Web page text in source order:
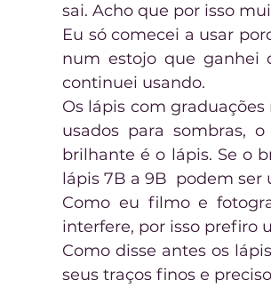
sai. Acho que por isso
Eu só comecei a usar
num estojo que ganhei
continuei usando.
Os lápis com
usados para sombras,
brilhante é o lápis. Se o
lápis 7B a 9B  podem ser
Como eu filmo e
interfere, por isso prefiro
Como disse antes os
seus traços finos e